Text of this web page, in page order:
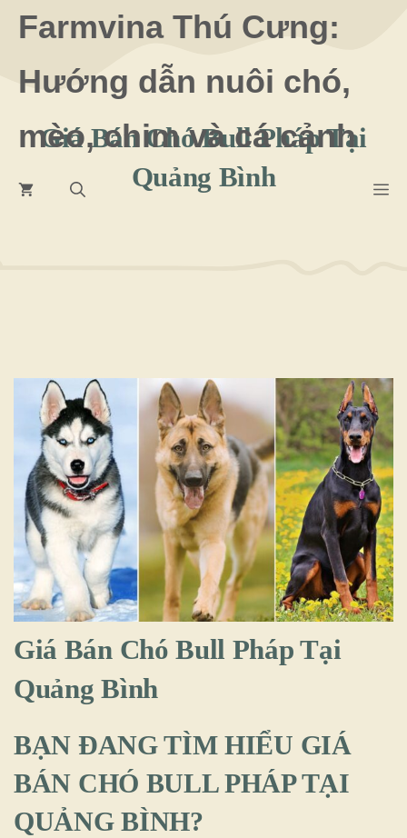
Chuyển
đến
nội
Farmvina Thú Cưng:
Hướng dẫn nuôi chó,
mèo, chim và cá cảnh
Giá Bán Chó Bull Pháp Tại
Quảng Bình
Giá Bán Chó Bull Pháp Tại
Quảng Bình
BẠN ĐANG TÌM HIỂU GIÁ
BÁN CHÓ BULL PHÁP TẠI
QUẢNG BÌNH?